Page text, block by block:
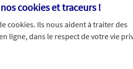
Merci d’avance pour votre patience.
cookies et traceurs!
cookies. Ils nous aident à traiter des
ligne, dans le respect de votre vie